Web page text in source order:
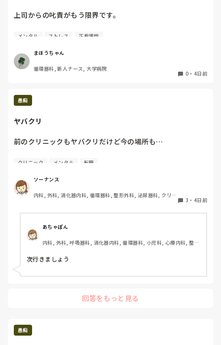
上司からの叱責がもう限界です。
話の内容が理解できてませんでしたと伝えると、自分何言わ
とないです。いつもそれやん、分からんのだったらわからん
て、何を言われてるかわかりませんって言いだ。そういう風
に威圧的に言われたら。そういう態度をするけんじゃって。
なつもりないのかもしれんけど、しよるけん。自分が気づい
てないだけじゃ。無視しよるよ、言うとくけど。この前のや
ってBに聞いてみ、無視するんじゃって思ったって言った
よ、周りからみたらそうやって見えるんじゃって、自分やっ
てないって態度するけど。それが人をイライラさせるって、
人が怒いよんのに無視してそういう態度が腹立たせるんじゃ
くれる。
その後、申し送りをして、席を離れてすぐに他の朝出勤して
いた看護師2～3人にもうイライラする、私今日もう帰るけ
ん。また、私が分からなかったことに対して、分からんのだ
て何の答えも帰ってこんし途中携帯触りだして、もう終わっ
たと思って返事せんし本間イライラすると。私の前で言って
携帯触ったのはボイスレコーダーで録音するためです。この
ような強い叱責を何度も受けており、心も疲れてしまいまし
メンタル ストレス 正看護師
まほうちゃん
循環器科, 新人ナース, 大学病院
0 ・ 4日前
愚痴
ヤバクリ
前のクリニックもヤバクリだけど今の場所も…
患者さんへの悪口が止まらないし聞こえるように話すし
お前何言ってんの！？とかやべえ…
今のところ、自分は言われたりは無いけど
ここも続ける自信ないわ😓試用期間までかな😇
クリニック メンタル 転職
ソーナンス
内科, 外科, 消化器内科, 循環器科, 整形外科, 泌尿器科, クリニ
3 ・ 4日前
あちゃぽん
内科, 外科, 呼吸器科, 消化器内科, 循環器科, 小児科, 心療内科, 整形
合診療科, 救急科, 超急性期, ICU, CCU, HCU, その他の科, ママナー
ス, 外来, 神経内科, 脳神経外科, NICU, 消化器外科, 一般病院, 慢性
次行きましょう
回答をもっと見る
愚痴